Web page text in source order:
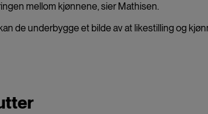
mellom kjønnene, sier Mathisen.
de underbygge et bilde av at likestilling og